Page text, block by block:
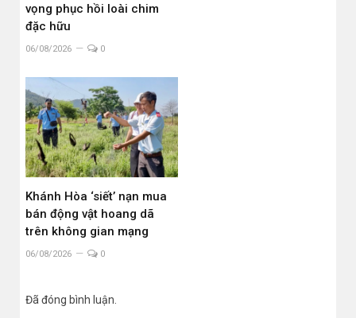
vọng phục hồi loài chim
đặc hữu
06/08/2026 0
Khánh Hòa ‘siết’ nạn mua
bán động vật hoang dã
trên không gian mạng
06/08/2026 0
Đã đóng bình luận.